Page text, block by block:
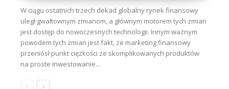
W ciągu ostatnich trzech dekad globalny rynek finansowy
uległ gwałtownym zmianom, a głównym motorem tych zmian
jest dostęp do nowoczesnych technologii. Innym ważnym
powodem tych zmian jest fakt, że marketing finansowy
przeniósł punkt ciężkości ze skomplikowanych produktów
na proste inwestowanie...